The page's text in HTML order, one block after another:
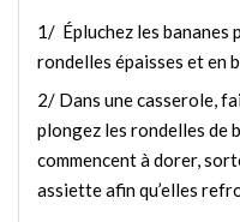
1/ Épluchez les bananes
rondelles épaisses et en
2/ Dans une casserole,
plongez les rondelles de
commencent à dorer,
assiette afin qu’elles